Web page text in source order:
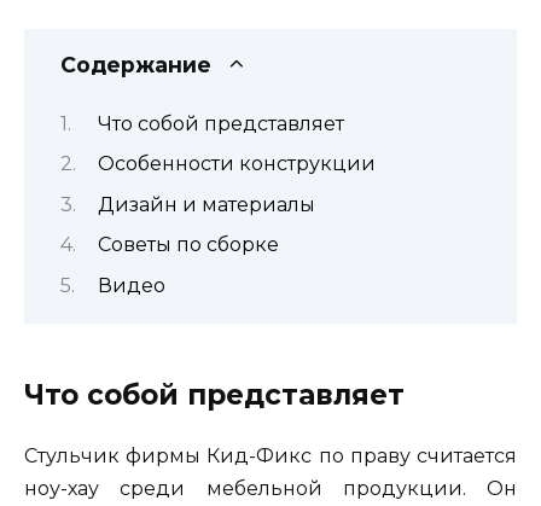
Содержание
Что собой представляет
Особенности конструкции
Дизайн и материалы
Советы по сборке
Видео
Что собой представляет
Стульчик фирмы Кид-Фикс по праву считается
ноу-хау среди мебельной продукции. Он